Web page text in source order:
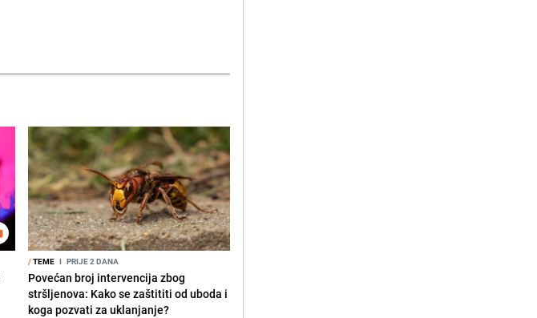
/TEME I PRIJE 2 DANA
Povećan broj intervencija zbog
stršljenova: Kako se zaštititi od uboda i
koga pozvati za uklanjanje?